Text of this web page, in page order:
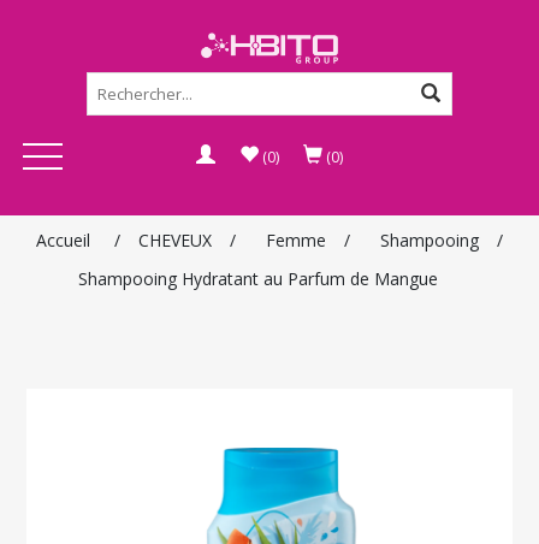
(0) (0)
Accueil / CHEVEUX / Femme / Shampooing
/
Shampooing Hydratant au Parfum de Mangue